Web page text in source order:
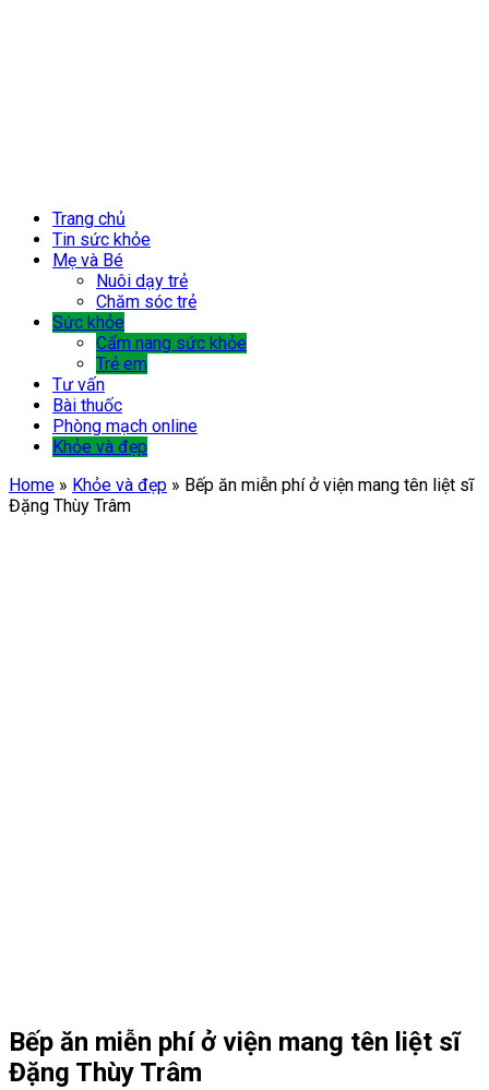
Trang chủ
Tin sức khỏe
Mẹ và Bé
Nuôi dạy trẻ
Chăm sóc trẻ
Sức khỏe
Cẩm nang sức khỏe
Trẻ em
Tư vấn
Bài thuốc
Phòng mạch online
Khỏe và đẹp
Home » Khỏe và đẹp » Bếp ăn miễn phí ở viện mang tên liệt sĩ
Đặng Thùy Trâm
Bếp ăn miễn phí ở viện mang tên liệt sĩ
Đặng Thùy Trâm